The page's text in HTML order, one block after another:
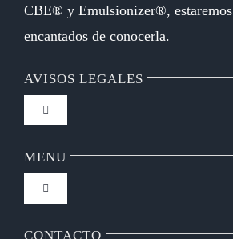
CBE® y Emulsionizer®, estaremos
encantados de conocerla.
AVISOS LEGALES
Toggle
Navigation
FAQ
Política de privacidad
MENU
Toggle
Navigation
Inicio
CONTACTO